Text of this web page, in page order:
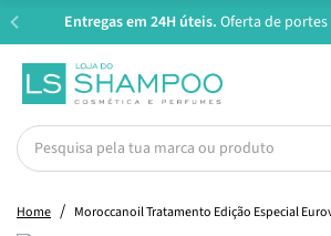
Entregas em 24H úteis. Oferta de
Home Moroccanoil Tratamento Edição Especial